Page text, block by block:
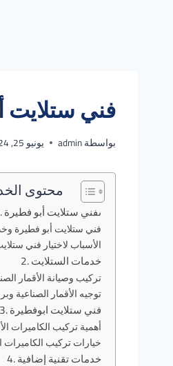
فني ستلايت
بواسطةadmin يونيو 25, 2024
محتوى
ىفني ستلايت أبو فطيرة
فني ستلايت أبو فطيرة
الأسباب لاختيار فني
خدمات الستلايت
تركيب وصيانة الأقمار
توجيه الأقمار الصناعية
فني ستلايت ابوفطيرة
أهمية تركيب الكاميرات
خيارات تركيب الكاميرات
خدمات تقنية إضافية